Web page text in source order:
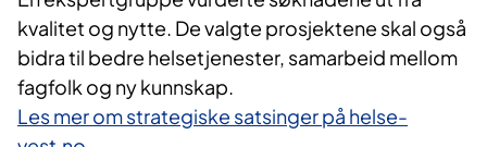
kvalitet og nytte. De valgte prosjektene skal også
bidra til bedre helsetjenester, samarbeid mellom
fagfolk og ny kunnskap.
Les mer om strategiske satsinger på helse-